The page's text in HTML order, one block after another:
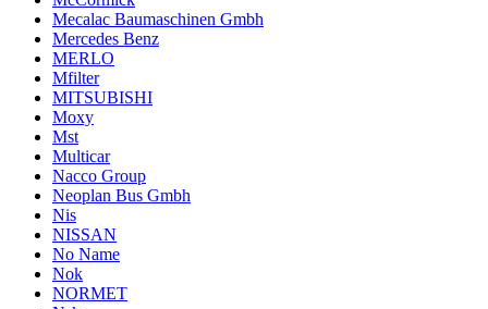
Mecalac Baumaschinen Gmbh
Mercedes Benz
MERLO
Mfilter
MITSUBISHI
Moxy
Mst
Multicar
Nacco Group
Neoplan Bus Gmbh
Nis
NISSAN
No Name
Nok
NORMET